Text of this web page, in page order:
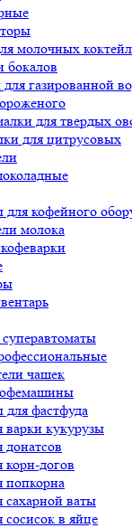
молочных
бокалов
газированной
для твердых
для цитрусовых
для кофейного
молока
чашек
для фастфуда
кукурузы
догов
попкорна
ваты
в яйце